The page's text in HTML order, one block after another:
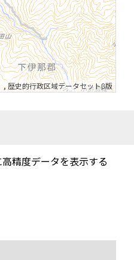
,歴史的行政区域データセットβ版
精度データを表示する